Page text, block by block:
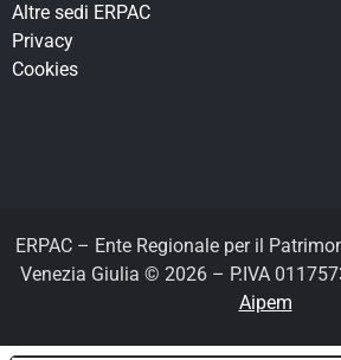
Altre sedi ERPAC
Privacy
Cookies
ERPAC – Ente Regionale per il
Venezia Giulia © 2026 – P.IVA
Aipem